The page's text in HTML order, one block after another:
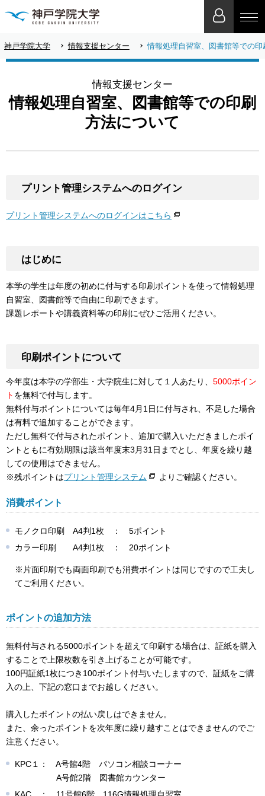
神戸学院大学 情報支援センター 情報処理自習室、図書館等での印
情報支援センター
情報処理自習室、図書館等での印刷
方法について
プリント管理システムへのログイン
プリント管理システムへのログインはこちら
はじめに
本学の学生は年度の初めに付与する印刷ポイントを使って情報処理
自習室、図書館等で自由に印刷できます。
課題レポートや講義資料等の印刷にぜひご活用ください。
印刷ポイントについて
今年度は本学の学部生・大学院生に対して１人あたり、 5000ポイン
ト を無料で付与します。
無料付与ポイントについては毎年4月1日に付与され、不足した場合
は有料で追加することができます。
ただし無料で付与されたポイント、追加で購入いただきましたポイ
ントともに有効期限は該当年度末3月31日までとし、年度を繰り越
しての使用はできません。
※残ポイントはプリント管理システム よりご確認ください。
消費ポイント
モノクロ印刷 A4判1枚 ： 5ポイント
カラー印刷 A4判1枚 ： 20ポイント
※片面印刷でも両面印刷でも消費ポイントは同じですので工夫し
てご利用ください。
ポイントの追加方法
無料付与される5000ポイントを超えて印刷する場合は、証紙を購入
することで上限枚数を引き上げることが可能です。
100円証紙1枚につき100ポイント付与いたしますので、証紙をご購
入の上、下記の窓口までお越しください。
購入したポイントの払い戻しはできません。
また、余ったポイントを次年度に繰り越すことはできませんのでご
注意ください。
KPC１： A号館4階 パソコン相談コーナー
A号館2階 図書館カウンター
KAC ： 11号館6階 116G情報処理自習室